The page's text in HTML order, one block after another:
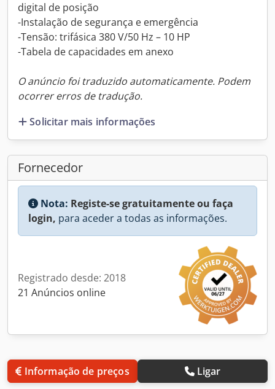
digital de posição
-Instalação de segurança e emergência
-Tensão: trifásica 380 V/50 Hz – 10 HP
-Tabela de capacidades em anexo
O anúncio foi traduzido automaticamente. Podem
ocorrer erros de tradução.
Solicitar mais informações
Fornecedor
Nota: Registe-se gratuitamente ou faça
login, para aceder a todas as informações.
Registrado desde: 2018
21 Anúncios online
Informação de preços Ligar